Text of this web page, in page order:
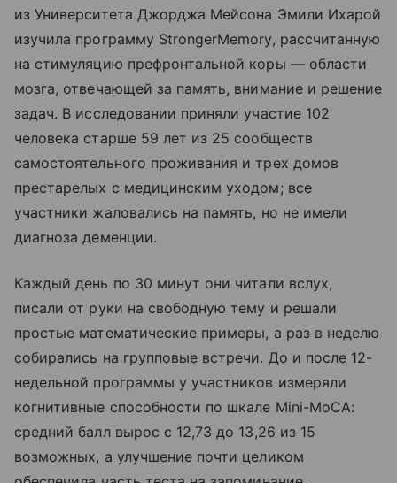
из Университета Джорджа Мейсона Эмили Ихарой
изучила программу StrongerMemory, рассчитанную
на стимуляцию префронтальной коры — области
мозга, отвечающей за память, внимание и решение
задач. В исследовании приняли участие 102
человека старше 59 лет из 25 сообществ
самостоятельного проживания и трех домов
престарелых с медицинским уходом; все
участники жаловались на память, но не имели
диагноза деменции.
Каждый день по 30 минут они читали вслух,
писали от руки на свободную тему и решали
простые математические примеры, а раз в неделю
собирались на групповые встречи. До и после 12-
недельной программы у участников измеряли
когнитивные способности по шкале Mini-MoCA:
средний балл вырос с 12,73 до 13,26 из 15
возможных, а улучшение почти целиком